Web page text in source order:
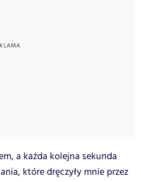
a każda kolejna sekunda
które dręczyły mnie przez